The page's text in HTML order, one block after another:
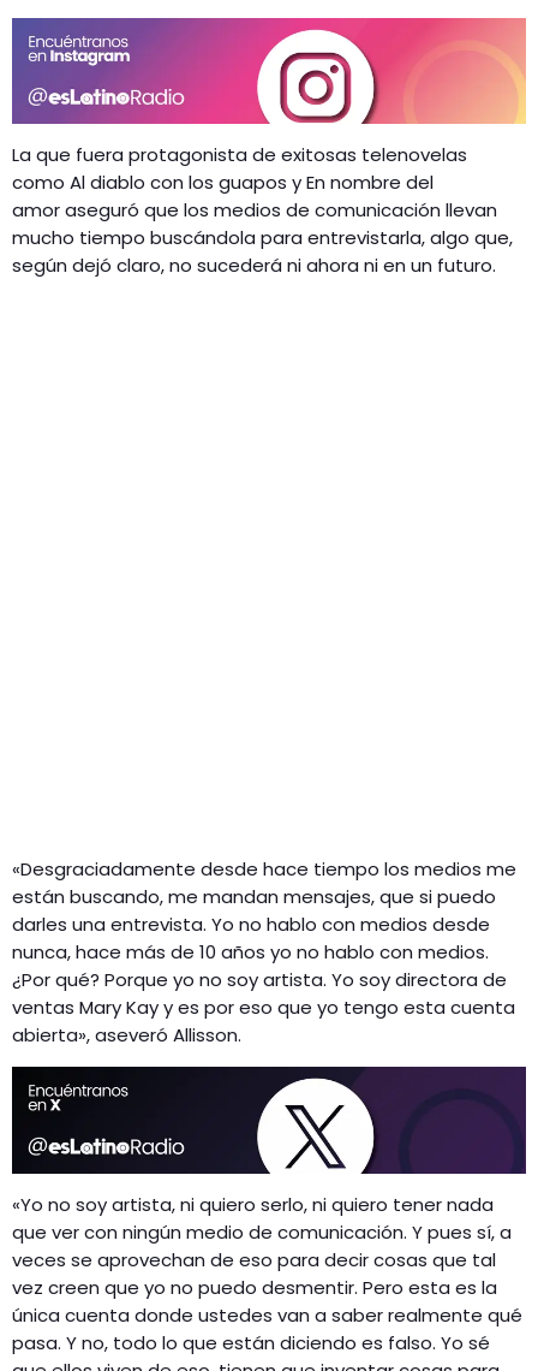
La que fuera protagonista de exitosas telenovelas
como Al diablo con los guapos y En nombre del
amor aseguró que los medios de comunicación llevan
mucho tiempo buscándola para entrevistarla, algo que,
según dejó claro, no sucederá ni ahora ni en un futuro.
«Desgraciadamente desde hace tiempo los medios me
están buscando, me mandan mensajes, que si puedo
darles una entrevista. Yo no hablo con medios desde
nunca, hace más de 10 años yo no hablo con medios.
¿Por qué? Porque yo no soy artista. Yo soy directora de
ventas Mary Kay y es por eso que yo tengo esta cuenta
abierta», aseveró Allisson.
«Yo no soy artista, ni quiero serlo, ni quiero tener nada
que ver con ningún medio de comunicación. Y pues sí, a
veces se aprovechan de eso para decir cosas que tal
vez creen que yo no puedo desmentir. Pero esta es la
única cuenta donde ustedes van a saber realmente qué
pasa. Y no, todo lo que están diciendo es falso. Yo sé